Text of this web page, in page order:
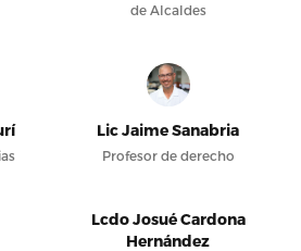
de Alcaldes
Lic Jaime Sanabria
Profesor de derecho
Lcdo Josué Cardona
Hernández